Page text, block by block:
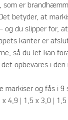
er
betyder, at
du slipper for,
kanter er
så du let kan
opbevares i
og fås i 9
4,9 | 1,5 x 3,0 |